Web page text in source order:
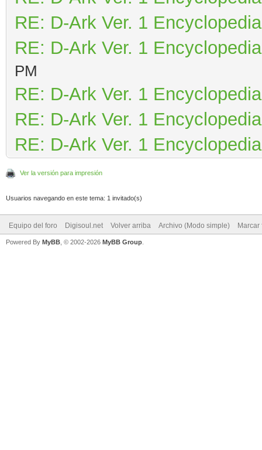
RE: D-Ark Ver. 1 Encyclopedia
RE: D-Ark Ver. 1 Encyclopedia
PM
RE: D-Ark Ver. 1 Encyclopedia
RE: D-Ark Ver. 1 Encyclopedia
RE: D-Ark Ver. 1 Encyclopedia
Ver la versión para impresión
Usuarios navegando en este tema: 1 invitado(s)
Equipo del foro Digisoul.net Volver arriba Archivo (Modo simple) Marcar
Powered By MyBB , © 2002-2026 MyBB Group